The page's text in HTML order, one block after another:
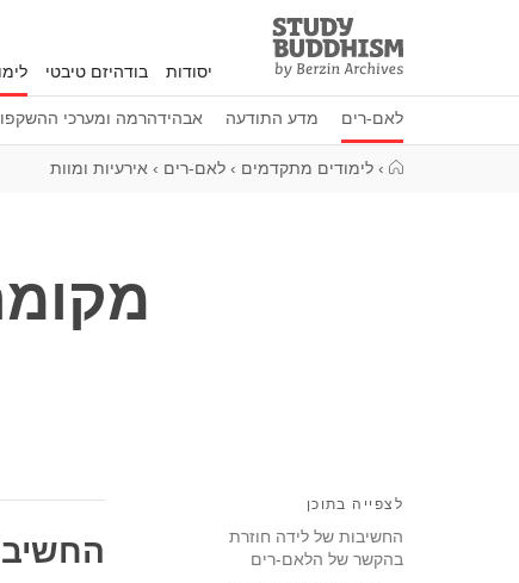
Study
Buddhism
Home
יסודות בודהיזם טיבטי
לאם-רים מדע התודעה אבהידהרמה ומערכי
› לימודים מתקדמים › לאם-רים › אירעיות ומוות
לצפייה בתוכן
החשיבות של לידה חוזרת
בהקשר של הלאם-רים